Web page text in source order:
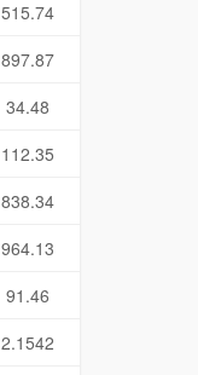
515.74
897.87
34.48
112.35
838.34
964.13
91.46
2.1542